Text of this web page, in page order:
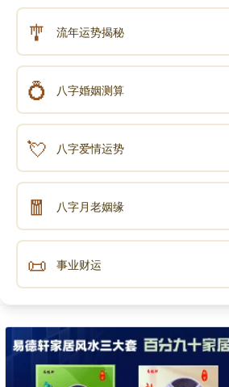
🎐 流年运势揭秘
💍 八字婚姻测算
💘 八字爱情运势
🧧 八字月老姻缘
📜 事业财运